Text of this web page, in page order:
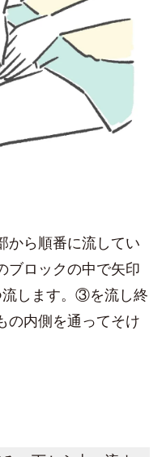
から順番に流してい
ロックの中で矢印
します。③を流し終
の内側を通ってそけ